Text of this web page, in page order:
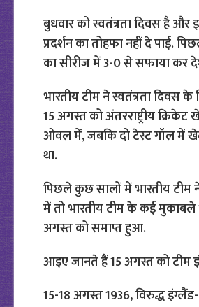
बुधवार को स्वतंत्रता दिवस है
प्रदर्शन का तोहफा नहीं दे पाई.
का सीरीज में 3-0 से सफाया कर
भारतीय टीम ने स्वतंत्रता दिवस
15 अगस्त को अंतरराष्ट्रीय
ओवल में, जबकि दो टेस्ट गॉल में
था.
पिछले कुछ सालों में भारतीय टीम
में तो भारतीय टीम के कई
अगस्त को समाप्त हुआ.
आइए जानते हैं 15 अगस्त को
15-18 अगस्त 1936, विरुद्ध